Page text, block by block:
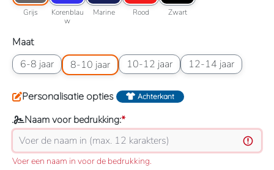
Grijs
Korenblau
w
Marine Rood Zwart
Selecteer
Maat
6-8 jaar
Maatoptie: 6-8 jaar8-10 jaar
Maatoptie: 8-10 jaar10-12 jaar
Maatoptie: 10-12 jaar12-14 jaar
Maatoptie: 12-14 jaar
Personalisatie opties Achterkant
Naam voor bedrukking:*
Voer een naam in voor de bedrukking.